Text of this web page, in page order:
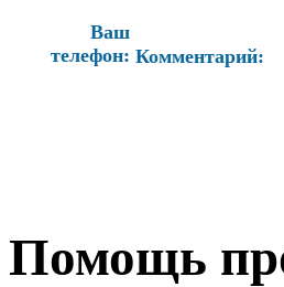
Ваш
телефон: Комментарий:
Помощь